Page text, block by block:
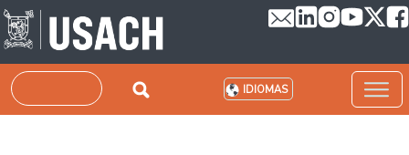
Pasar al contenido principal
Buscar IDIOMAS